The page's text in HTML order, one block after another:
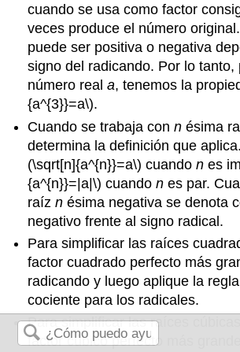
cuando se usa como factor
veces produce el número
puede ser positiva o negativa
signo del radicando. Por lo tanto,
número reala, tenemos la
{a^{3}}=a\).
Cuando se trabaja conn ésima
determina la definición que
(\sqrt[n]{a^{n}}=a\) cuandon es
{a^{n}}=|a|\) cuandon es par.
raízn ésima negativa se denota
negativo frente al signo radical.
Para simplificar las raíces
factor cuadrado perfecto más
radicando y luego aplique la
cociente para los radicales.
Para simplificar las raíces
factor cúbico perfecto más